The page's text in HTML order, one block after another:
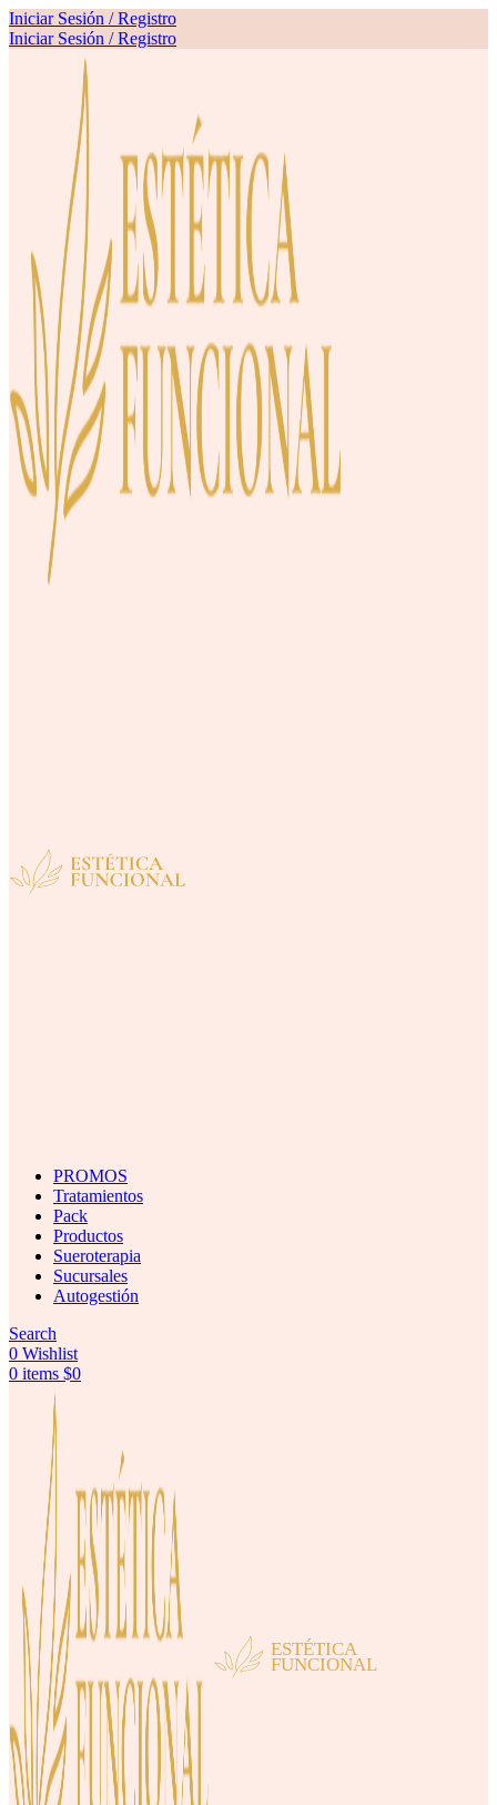
Iniciar Sesión / Registro
Iniciar Sesión / Registro
PROMOS
Tratamientos
Pack
Productos
Sueroterapia
Sucursales
Autogestión
Search
0 Wishlist
0 items $0